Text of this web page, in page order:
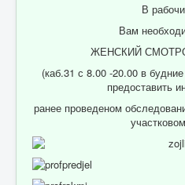
В
Вам
ЖЕНСКИЙ
(каб.31 с 8.00 -20.00 в
предоставить
ранее проведеном